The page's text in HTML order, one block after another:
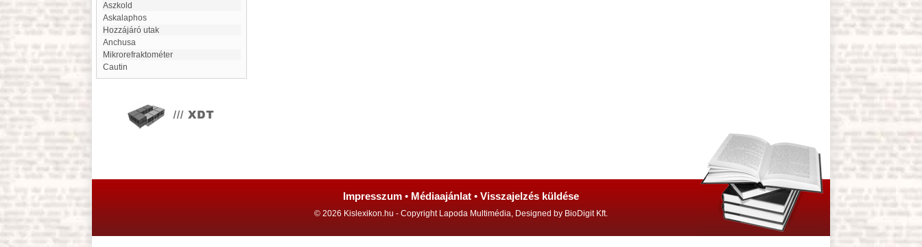
Aszkold
Askalaphos
Hozzájáró utak
Anchusa
mikrorefraktométer
Cautin
Impresszum • Médiaajánlat • Visszajelzés küldése
© 2026 Kislexikon.hu - Copyright Lapoda Multimédia, Designed by BioDigit Kft.